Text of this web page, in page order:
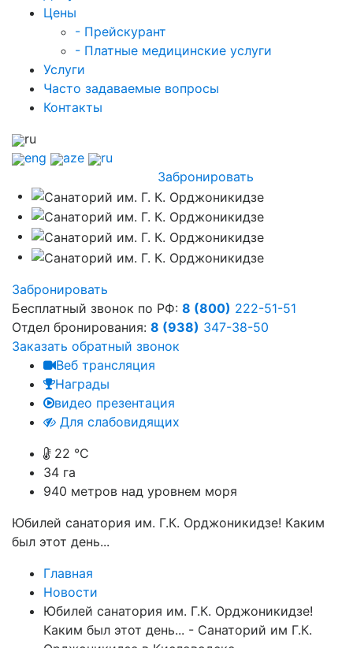
Цены
- Прейскурант
- Платные медицинские услуги
Услуги
Часто задаваемые вопросы
Контакты
ru
eng
aze
ru
Забронировать
Забронировать
Бесплатный звонок по РФ: 8 (800) 222-51-51
Отдел бронирования: 8 (938) 347-38-50
Заказать обратный звонок
Веб трансляция
Награды
видео презентация
Для слабовидящих
22 °C
34 га
940 метров над уровнем моря
Юбилей санатория им. Г.К. Орджоникидзе! Каким
был этот день...
Главная
Новости
Юбилей санатория им. Г.К. Орджоникидзе!
Каким был этот день... - Санаторий им Г.К.